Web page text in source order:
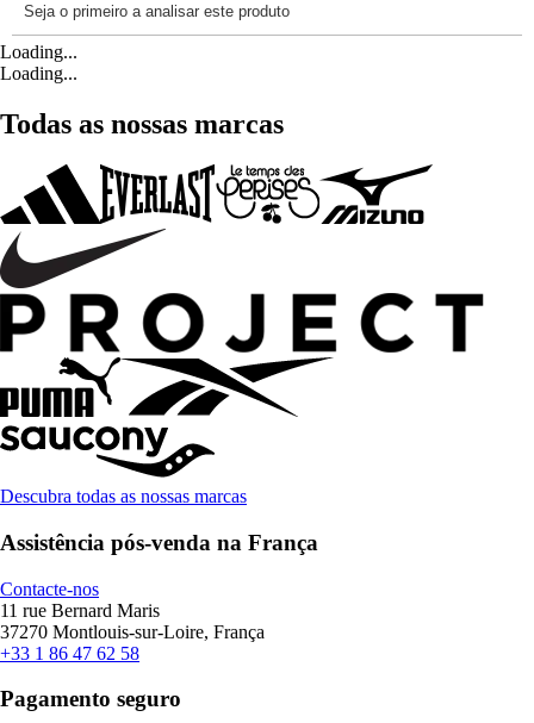
Loading...
Loading...
Todas as nossas marcas
Descubra todas as nossas marcas
Assistência pós-venda na França
Contacte-nos
11 rue Bernard Maris
37270 Montlouis-sur-Loire, França
+33 1 86 47 62 58
Pagamento seguro